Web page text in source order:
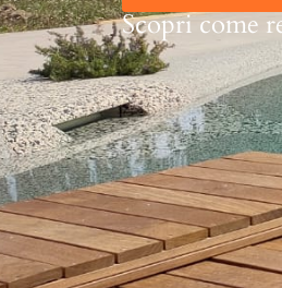
Scopri come